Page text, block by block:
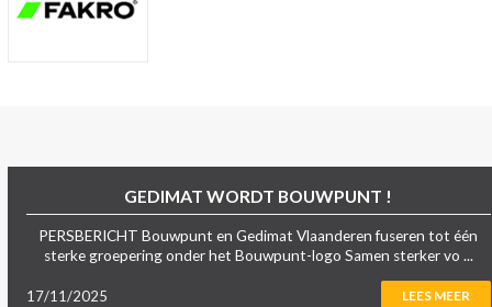
GEDIMAT WORDT BOUWPUNT !
PERSBERICHT Bouwpunt en Gedimat Vlaanderen fuseren tot één
sterke groepering onder het Bouwpunt-logo Samen sterker vo ...
17/11/2025 LEES MEER